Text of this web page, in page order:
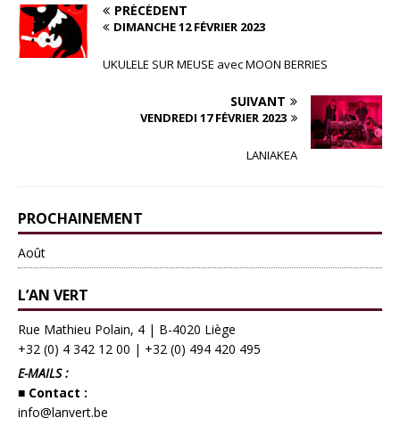
PRÉCÉDENT
DIMANCHE 12 FÉVRIER 2023
UKULELE SUR MEUSE avec MOON BERRIES
SUIVANT
VENDREDI 17 FÉVRIER 2023
LANIAKEA
PROCHAINEMENT
Août
L’AN VERT
Rue Mathieu Polain, 4 | B-4020 Liège
+32 (0) 4 342 12 00 | +32 (0) 494 420 495
E-MAILS :
■ Contact :
info@lanvert.be